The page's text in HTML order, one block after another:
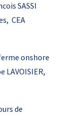
SASSI
CEA
onshore
LAVOISIER,
de